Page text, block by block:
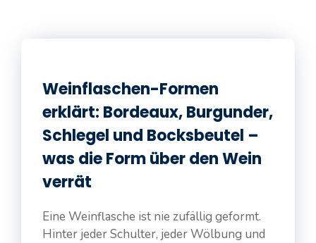
Weinflaschen-Formen
erklärt: Bordeaux, Burgunder,
Schlegel und Bocksbeutel –
was die Form über den Wein
verrät
Eine Weinflasche ist nie zufällig geformt.
Hinter jeder Schulter, jeder Wölbung und